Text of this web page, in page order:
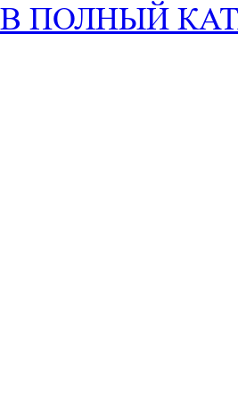
ПОЛНЫЙ